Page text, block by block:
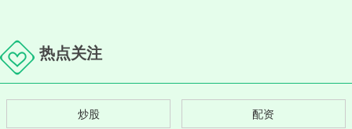
热点关注
炒股 配资